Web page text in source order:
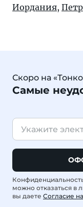
Иордания,
Скоро на
Самые
можно отказаться в
вы даете Согласие